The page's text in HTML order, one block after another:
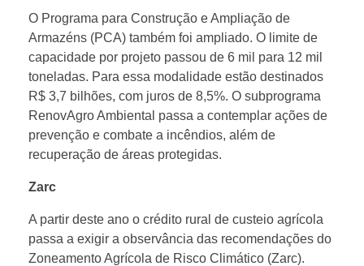
P
l
a
n
o
S
O Programa para Construção e Ampliação de
Armazéns (PCA) também foi ampliado. O limite de
capacidade por projeto passou de 6 mil para 12 mil
toneladas. Para essa modalidade estão destinados
R$ 3,7 bilhões, com juros de 8,5%. O subprograma
RenovAgro Ambiental passa a contemplar ações de
prevenção e combate a incêndios, além de
recuperação de áreas protegidas.
Zarc
A partir deste ano o crédito rural de custeio agrícola
passa a exigir a observância das recomendações do
Zoneamento Agrícola de Risco Climático (Zarc).